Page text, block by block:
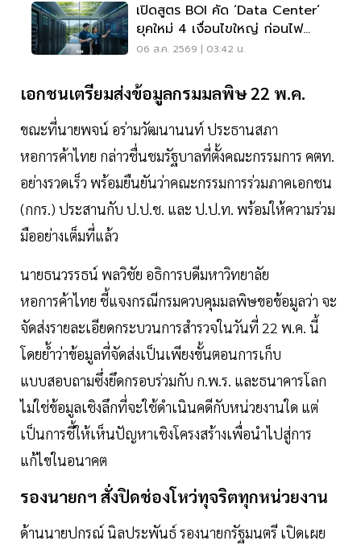
เปิดสูตร BOI คัด ‘Data Center’
ยุคใหม่ 4 เงื่อนไขใหญ่ ก่อนไฟ
เขียวลงทุน
06 ส.ค. 2569 | 03:42 น.
เอกชนเตรียมส่งข้อมูลกรมมลพิษ 22 พ.ค.
ขณะที่นายพจน์ อร่ามวัฒนานนท์ ประธานสภา
หอการค้าไทย กล่าวชื่นชมรัฐบาลที่ตั้งคณะกรรมการ คตท.
อย่างรวดเร็ว พร้อมยืนยันว่าคณะกรรมการร่วมภาคเอกชน
(กกร.) ประสานกับ ป.ป.ช. และ ป.ป.ท. พร้อมให้ความร่วม
มืออย่างเต็มที่แล้ว
นายธนวรรธน์ พลวิชัย อธิการบดีมหาวิทยาลัย
หอการค้าไทย ชี้แจงกรณีกรมควบคุมมลพิษขอข้อมูลว่า จะ
จัดส่งรายละเอียดกระบวนการสำรวจในวันที่ 22 พ.ค. นี้
โดยย้ำว่าข้อมูลที่จัดส่งเป็นเพียงขั้นตอนการเก็บ
แบบสอบถามซึ่งยึดกรอบร่วมกับ ก.พ.ร. และธนาคารโลก
ไม่ใช่ข้อมูลเชิงลึกที่จะใช้ดำเนินคดีกับหน่วยงานใด แต่
เป็นการชี้ให้เห็นปัญหาเชิงโครงสร้างเพื่อนำไปสู่การ
แก้ไขในอนาคต
รองนายกฯ สั่งปิดช่องโหว่ทุจริตทุกหน่วยงาน
ด้านนายปกรณ์ นิลประพันธ์ รองนายกรัฐมนตรี เปิดเผย